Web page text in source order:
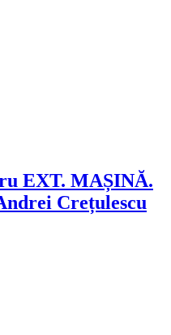
EXT. MAȘINĂ.
Crețulescu